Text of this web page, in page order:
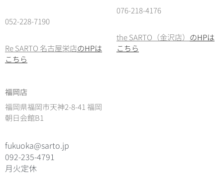
052-228-7190
Re SARTO 名古屋栄店のHPは
こちら
076-218-4176
the SARTO（金沢店） のHPは
こちら
福岡店
福岡県福岡市天神2-8-41 福岡
朝日会館B1
fukuoka@sarto.jp
092-235-4791
月火定休